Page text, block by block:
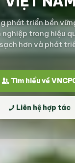
phát triển bền
nghiệp trong hiệu
hơn và phát
Tìm hiểu về
Liên hệ hợp tác